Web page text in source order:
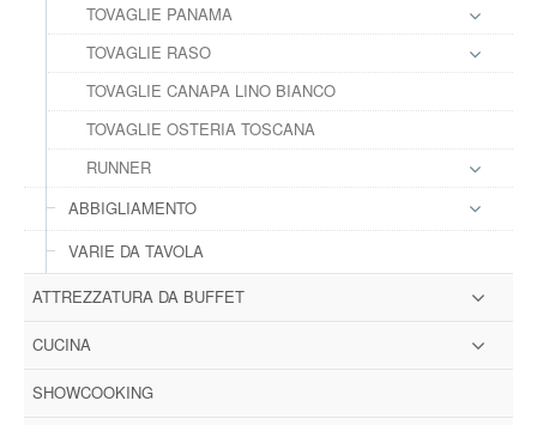
TOVAGLIE PANAMA
TOVAGLIE RASO
TOVAGLIE CANAPA LINO BIANCO
TOVAGLIE OSTERIA TOSCANA
RUNNER
ABBIGLIAMENTO
VARIE DA TAVOLA
ATTREZZATURA DA BUFFET
CUCINA
SHOWCOOKING